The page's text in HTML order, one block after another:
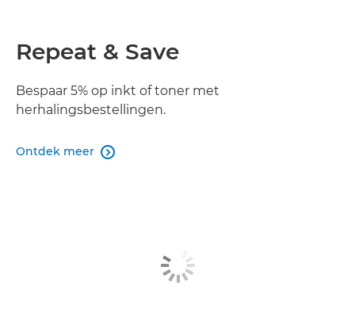
Repeat & Save
Bespaar 5% op inkt of toner met
herhalingsbestellingen.
Ontdek meer 